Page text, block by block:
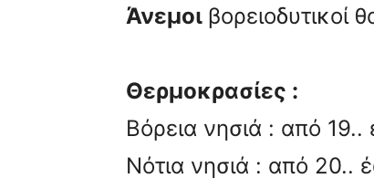
Άνεμοι
Θερμοκρασίες :
Βόρεια νησιά : από 19..
Νότια νησιά : από 20..